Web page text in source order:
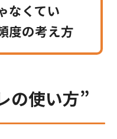
なくてい
度の考え方
の使い方”